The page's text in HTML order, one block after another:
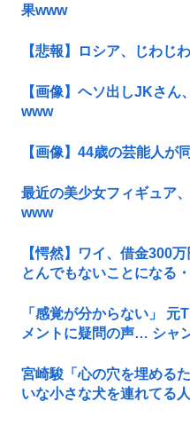
果www
【悲報】ロシア、じわじ
【画像】ヘソ出しJKさん
www
【画像】44歳の芸能人が
最近の美少女フィギュア
www
【愕然】ワイ、借金300
とんでもないことになる
「感覚が分からない」
メントに疑問の声… シャ
宮崎駿「心の穴を埋める
いな小さな犬を連れてる